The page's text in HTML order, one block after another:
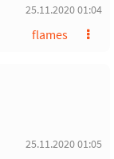
25.11.2020 01:04
flames
25.11.2020 01:05